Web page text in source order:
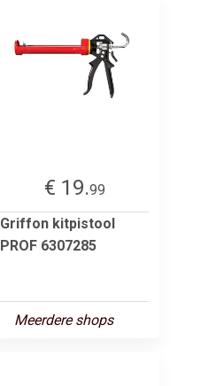
€ 19.99
Griffon kitpistool
PROF 6307285
Meerdere shops